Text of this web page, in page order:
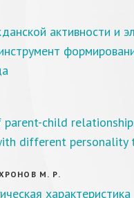
активности и
child
different personality
М. Р.
характеристика